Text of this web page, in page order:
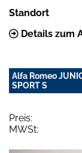
Standort
Details zum
Alfa Romeo
SPORT S
Preis:
MWSt: